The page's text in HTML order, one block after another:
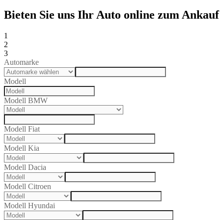
Bieten Sie uns Ihr Auto online zum
1
2
3
Automarke
Modell
Modell BMW
Modell Fiat
Modell Kia
Modell Dacia
Modell Citroen
Modell Hyundai